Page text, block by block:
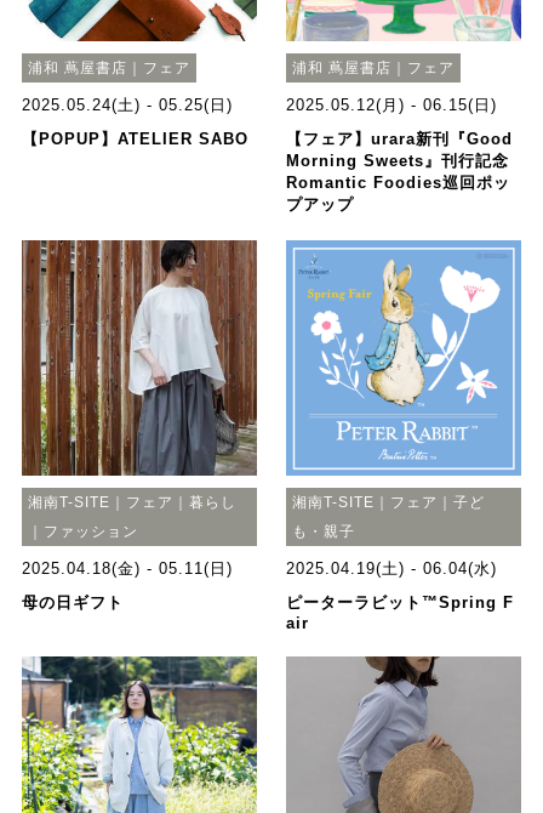
浦和 蔦屋書店｜フェア
2025.05.24(土) - 05.25(日)
【POPUP】ATELIER SABO
浦和 蔦屋書店｜フェア
2025.05.12(月) - 06.15(日)
【フェア】urara新刊『Good
Morning Sweets』刊行記念
Romantic Foodies巡回ポッ
プアップ
湘南T-SITE｜フェア｜暮らし
｜ファッション
2025.04.18(金) - 05.11(日)
母の日ギフト
湘南T-SITE｜フェア｜子ど
も・親子
2025.04.19(土) - 06.04(水)
ピーターラビット™Spring F
air